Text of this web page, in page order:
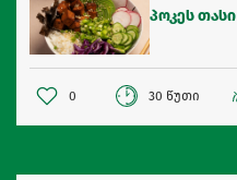
პოკეს თასი
0 30 წუთი